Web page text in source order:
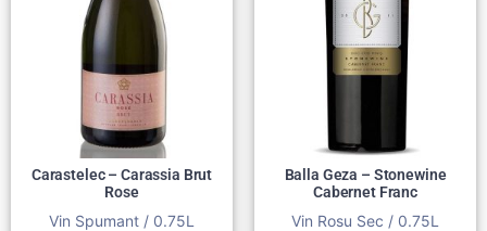
Carastelec – Carassia Brut
Rose
Vin Spumant / 0.75L
Balla Geza – Stonewine
Cabernet Franc
Vin Rosu Sec / 0.75L